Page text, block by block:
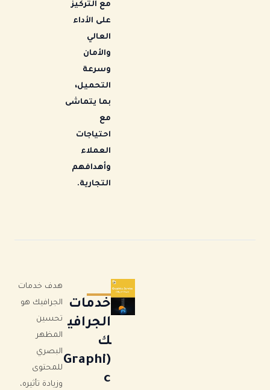
مع التركيز
على الأداء
العالي
والأمان
وسرعة
التحميل،
بما يتماشى
احتياجات
العملاء
وأهدافهم
التجارية.
خدمات
الجرافي
ك
(Graphi
هدف خدمات
الجرافيك هو
تحسين
المظهر
البصري
للمحتوى
وزيادة تأثيره،